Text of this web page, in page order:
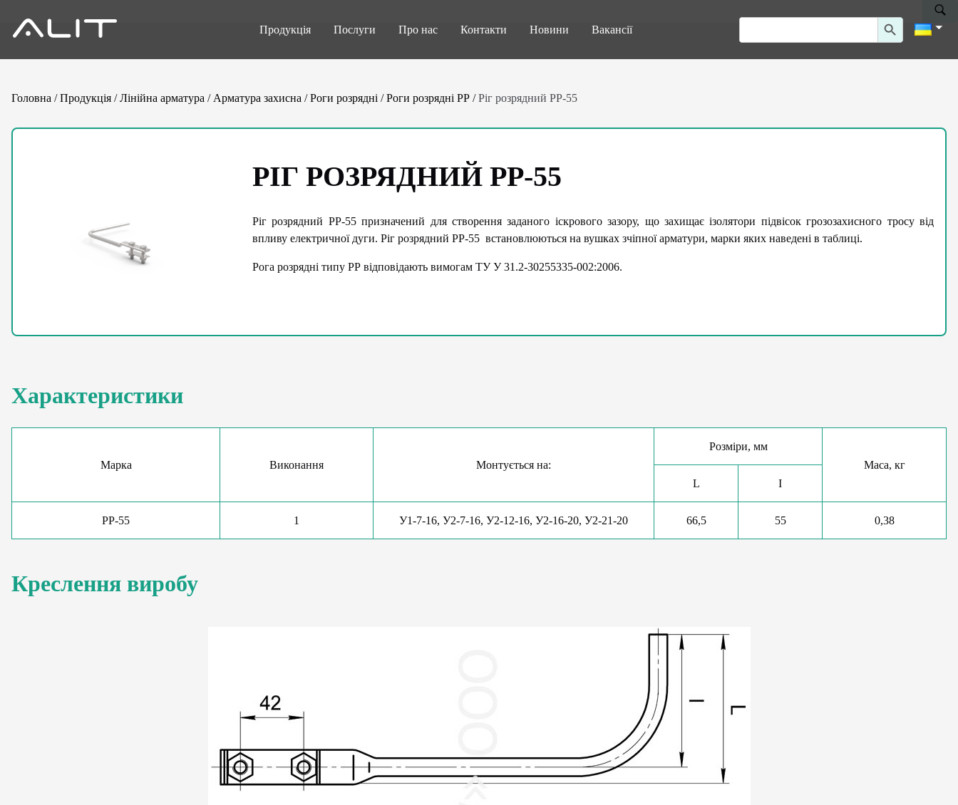
Продукція Послуги Про нас Контакти Новини Вакансії
Search
Search Button
Головна /Продукція /Лінійна арматура / Арматура захисна /Роги розрядні /Роги розрядні РР /Ріг розрядний РР-55
РІГ РОЗРЯДНИЙ РР-55
Ріг розрядний РР-55 призначений для створення заданого іскрового зазору, що захищає ізолятори підвісок грозозахисного тросу від
впливу електричної дуги. Ріг розрядний РР-55 встановлюються на вушках зчіпної арматури, марки яких наведені в таблиці.
Рога розрядні типу РР відповідають вимогам ТУ У 31.2-30255335-002:2006.
Характеристики
Марка Виконання Монтується на:
Розміри, мм
Маса, кг
L
І
РР-55 1 У1-7-16, У2-7-16, У2-12-16, У2-16-20, У2-21-20 66,5 55 0,38
Креслення виробу